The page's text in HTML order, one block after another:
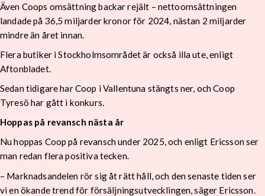
Även Coops omsättning backar rejält – nettoomsättningen
landade på 36,5 miljarder kronor för 2024, nästan 2 miljarder
mindre än året innan.
Flera butiker i Stockholmsområdet är också illa ute, enligt
Aftonbladet.
Sedan tidigare har Coop i Vallentuna stängts ner, och Coop
Tyresö har gått i konkurs.
Hoppas på revansch nästa år
Nu hoppas Coop på revansch under 2025, och enligt Ericsson ser
man redan flera positiva tecken.
– Marknadsandelen rör sig åt rätt håll, och den senaste tiden ser
vi en ökande trend för försäljningsutvecklingen, säger Ericsson.